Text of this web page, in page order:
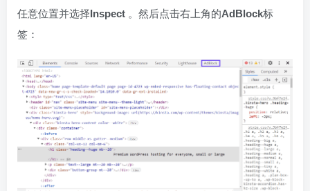
任意位置并选择Inspect 。然后点击右上角的AdBlock标
签：